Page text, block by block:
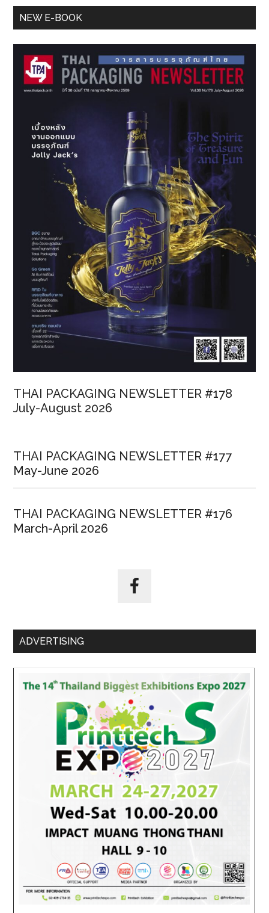
Primary
NEW E-BOOK
THAI PACKAGING NEWSLETTER #178
July-August 2026
THAI PACKAGING NEWSLETTER #177
May-June 2026
THAI PACKAGING NEWSLETTER #176
March-April 2026
ADVERTISING